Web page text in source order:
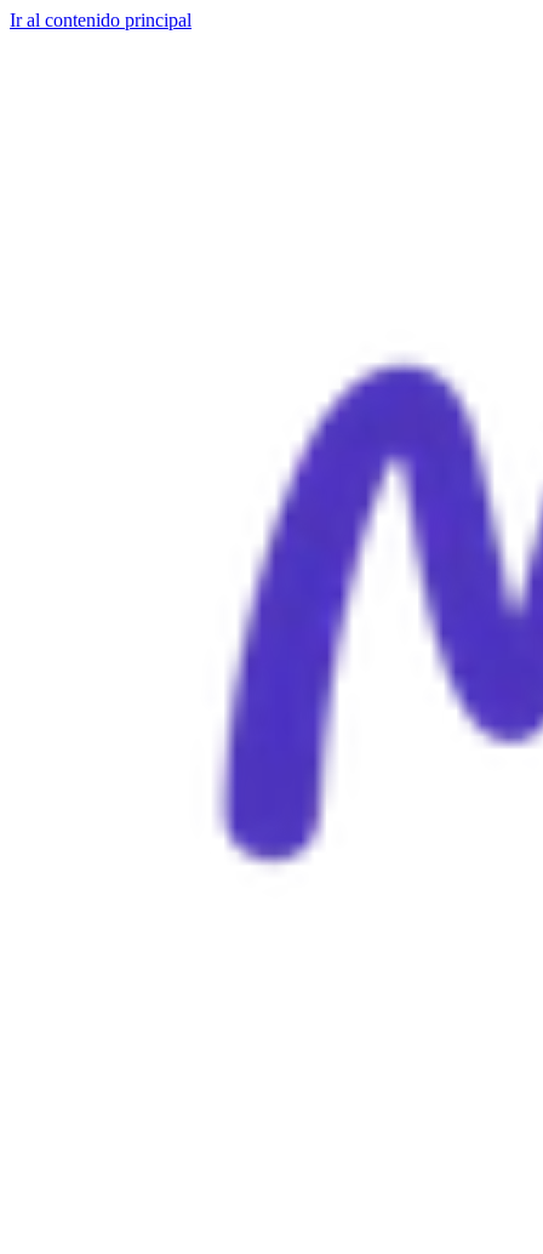
Ir al contenido principal